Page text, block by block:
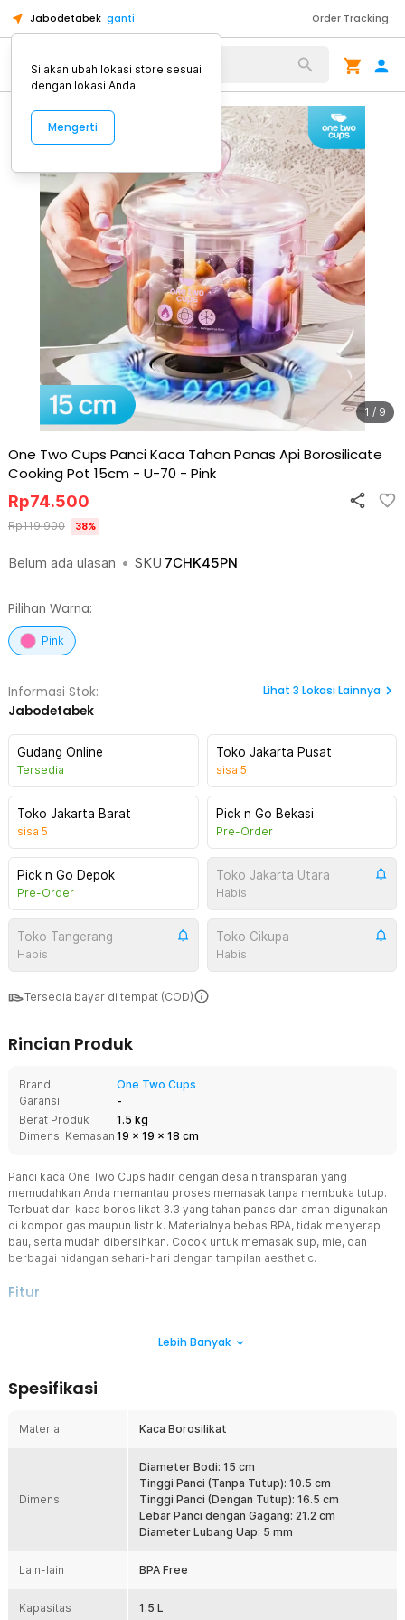
Jabodetabek ganti Order Tracking
Alat Kopi
1 / 9
One Two Cups Panci Kaca Tahan Panas Api Borosilicate
Cooking Pot 15cm - U-70 - Pink
Belum ada ulasan • SKU 7CHK45PN
Rp74.500
Rp119.900 38%
Pilihan Warna:
Pink
Informasi Stok:
Jabodetabek
Lihat 3 Lokasi Lainnya
Gudang Online
Tersedia
Toko Jakarta Pusat
sisa 5
Toko Jakarta Barat
sisa 5
Pick n Go Bekasi
Pre-Order
Pick n Go Depok
Pre-Order
Toko Jakarta Utara
Habis
Toko Tangerang
Habis
Toko Cikupa
Habis
Tersedia bayar di tempat (COD)
Rincian Produk
Brand
One Two Cups
Garansi
-
Berat Produk
1.5 kg
Dimensi Kemasan 19 x 19 x 18 cm
Panci kaca One Two Cups hadir dengan desain transparan yang
memudahkan Anda memantau proses memasak tanpa membuka tutup.
Terbuat dari kaca borosilikat 3.3 yang tahan panas dan aman digunakan
di kompor gas maupun listrik. Materialnya bebas BPA, tidak menyerap
bau, serta mudah dibersihkan. Cocok untuk memasak sup, mie, dan
berbagai hidangan sehari-hari dengan tampilan aesthetic.
Fitur
Panci kaca ini menggunakan kaca borosilikat tipe 3.3 yang terkenal
retak atau pecah. Material ini juga lebih awet dibanding kaca biasa,
borosilikat bersifat non-toxic dan bebas BPA, menjadikannya pilihan
Desain Transparan untuk Kontrol Memasak
Desain transparan memungkinkan Anda melihat isi panci secara
langsung tanpa harus membuka tutupnya. Hal ini membantu
menjaga suhu tetap stabil dan mempercepat proses memasak.
lebih akurat. Sangat cocok untuk memasak sup, mie, telur, atau saus
Tampilan Aesthetic dan Unik
Lebih Banyak
Spesifikasi
Material Kaca Borosilikat
Dimensi
Diameter Bodi: 15 cm
Tinggi Panci (Tanpa Tutup): 10.5 cm
Tinggi Panci (Dengan Tutup): 16.5 cm
Lebar Panci dengan Gagang: 21.2 cm
Diameter Lubang Uap: 5 mm
Lain-lain BPA Free
Kapasitas 1.5 L
Silakan ubah lokasi store sesuai
dengan lokasi Anda.
Mengerti